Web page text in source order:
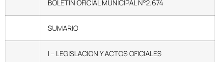
BOLETIN OFICIAL MUNICIPAL N°2.674
SUMARIO
I – LEGISLACION Y ACTOS OFICIALES